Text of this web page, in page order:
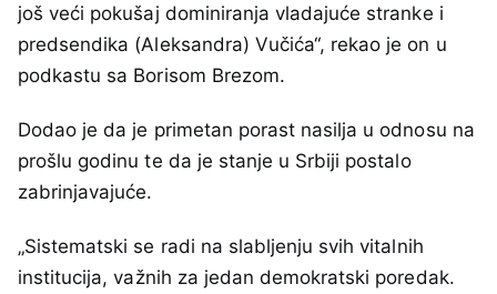
još veći pokušaj dominiranja vladajuće stranke i
predsendika (Aleksandra) Vučića“, rekao je on u
podkastu sa Borisom Brezom.
Dodao je da je primetan porast nasilja u odnosu na
prošlu godinu te da je stanje u Srbiji postalo
zabrinjavajuće.
„Sistematski se radi na slabljenju svih vitalnih
institucija, važnih za jedan demokratski poredak.